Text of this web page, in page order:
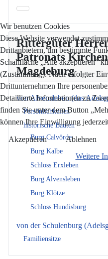
Rittergüter
Patronats
Magdeburg
von Alvensleben (das
Persönlichkeiten
historische Bauten
Burg Calvörde
Burg Kalbe
Schloss Erxleben
Burg Alvensleben
Burg Klötze
Schloss Hundisburg
von der Schulenburg
Familiensitze
Wir benutzen Cookies
Diese Website verwendet
Drittanbietern, um bestimmte
Schaltfläche „Alle akzeptieren“
(Zustimmung). Nach erfolgter
Drittunternehmen Ihre
Detaillierte Informationen zu
finden Sie unter dem Button
können Ihre Einwilligung
Akzeptieren Ablehnen
Weitere